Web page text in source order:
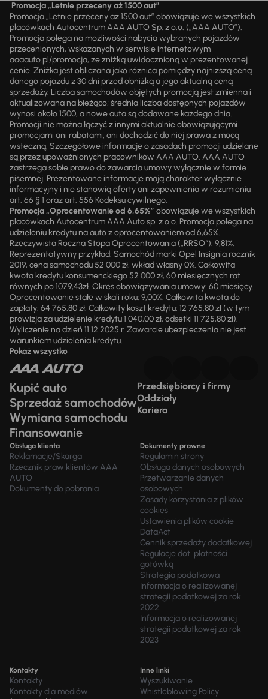
Promocja „Letnie przeceny aż 1500 aut”
Promocja „Letnie przeceny aż 1500 aut” obowiązuje we wszystkich
placówkach Autocentrum AAA AUTO Sp. z o.o. („AAA AUTO”).
Promocja polega na możliwości nabycia wybranych pojazdów
przecenionych, wskazanych w serwisie internetowym
aaaauto.pl/promocja, ze zniżką uwidocznioną w prezentowanej
cenie. Zniżka jest obliczana jako różnica pomiędzy najniższą ceną
danego pojazdu z 30 dni przed obniżką a jego aktualną ceną
sprzedaży. Liczba samochodów objętych promocją jest zmienna i
aktualizowana na bieżąco; średnia liczba dostępnych pojazdów
wynosi około 1500, a nowe auta są dodawane każdego dnia.
Promocji nie można łączyć z innymi aktualnie obowiązującymi
promocjami ani rabatami, ani dochodzić do niej prawa z mocą
wsteczną. Szczegółowe informacje o zasadach promocji udzielane
są przez upoważnionych pracowników AAA AUTO. AAA AUTO
zastrzega sobie prawo do zawarcia umowy wyłącznie w formie
pisemnej. Prezentowane informacje mają charakter wyłącznie
informacyjny i nie stanowią oferty ani zapewnienia w rozumieniu
art. 66 § 1 oraz art. 556 Kodeksu cywilnego.
Promocja „Oprocentowanie od 6,65%” obowiązuje we wszystkich
placówkach Autocentrum AAA Auto sp. z o.o. Promocja polega na
udzieleniu kredytu na auto z oprocentowaniem od 6,65%.
Rzeczywista Roczna Stopa Oprocentowania („RRSO“): 9,81%.
Reprezentatywny przykład: Samochód marki Opel Insignia rocznik
2019, cena samochodu 52 000 zł, wkład własny 0%. Całkowita
kwota kredytu konsumenckiego 52 000 zł, 60 miesięcznych rat
równych po 1079,43zł. Okres obowiązywania umowy: 60 miesięcy.
Oprocentowanie stałe w skali roku: 9,00%. Całkowita kwota do
zapłaty: 64 765,80 zł. Całkowity koszt kredytu: 12 765,80 zł (w tym
prowizja za udzielenie kredytu 1 040,00 zł, odsetki 11 725,80 zł).
Wyliczenie na dzień 11.12.2025 r. Zawarcie ubezpieczenia nie jest
warunkiem udzielenia kredytu.
Pokaż wszystko
Kupić auto
Sprzedaż samochodów
Wymiana samochodu
Finansowanie
Przedsiębiorcy i firmy
Oddziały
Kariera
Obsługa klienta
Reklamacje/Skarga
Rzecznik praw klientów AAA
AUTO
Dokumenty do pobrania
Dokumenty prawne
Regulamin strony
Obsługa danych osobowych
Przetwarzanie danych
osobowych
Zasady korzystania z plików
cookies
Ustawienia plików cookie
DataAct
Cennik sprzedaży dodatkowej
Regulacje dot. płatności
gotówką
Strategia podatkowa
Informacja o realizowanej
strategii podatkowej za rok
2022
Informacja o realizowanej
strategii podatkowej za rok
2023
Kontakty
Kontakty
Kontakty dla mediów
Inne linki
Wyszukiwanie
Whistleblowing Policy